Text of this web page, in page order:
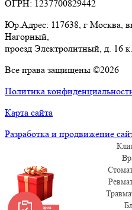
ОГРН: 1237700829442
Юр.Адрес: 117638, г Москва,
Нагорный,
проезд Электролитный, д. 16
Все права защищены ©2026
Политика
Карта сайта
Разработка и продвижение
Забрать подарок